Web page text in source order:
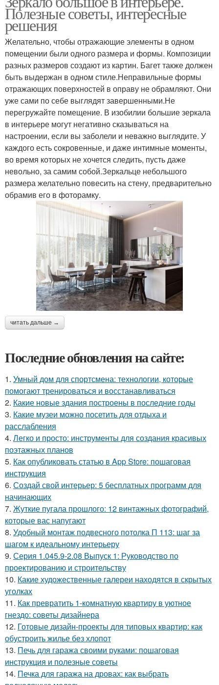
Полезные советы, интересные
решения
Желательно, чтобы отражающие элементы в одном
помещении были одного размера и формы. Композиции
разных размеров создают из картин. Багет также должен
быть выдержан в одном стиле.Неправильные формы
отражающих поверхностей в оправу не обрамляют. Они
уже сами по себе выглядят завершенными.Не
перегружайте помещение. В изобилии большие зеркала
в интерьере могут негативно сказываться на
настроении, если вы заболели и неважно выглядите. У
каждого есть сокровенные, и даже интимные моменты,
во время которых не хочется следить, пусть даже
невольно, за самим собой.Зеркальце небольшого
размера желательно повесить на стену, предварительно
обрамив его в фоторамку.
читать дальше →
Последние обновления на сайте:
1. Умный дом для спортсмена: технологии, которые
помогают тренироваться и восстанавливаться
2. Какие новые здания построены в последние годы
3. Какие музеи можно посетить для отдыха и
расслабления
4. Легко и просто: инструменты для создания красивых
поэтажных планов
5. Как опубликовать статью в App Store: пошаговая
инструкция
6. Создай свой интерьер: 5 бесплатных программ для
начинающих
7. Жуткие пугала прошлого: 12 винтажных фотографий,
которые вас напугают
8. Удобный монтаж подвесного потолка П 113: шаг за
шагом к идеальному интерьеру
9. Серия 1.045.9-2.08 Выпуск 1: Руководство по
проектированию и строительству
10. Какие художественные галереи находятся в скрытых
уголках
11. Как превратить 1-комнатную квартиру в уютное
гнездо: советы дизайнера
12. Готовые дизайн-проекты для типовых квартир: как
обустроить жилье без хлопот
13. Печь для гаража своими руками: пошаговая
инструкция и полезные советы
14. Печка для гаража на дровах: как выбрать